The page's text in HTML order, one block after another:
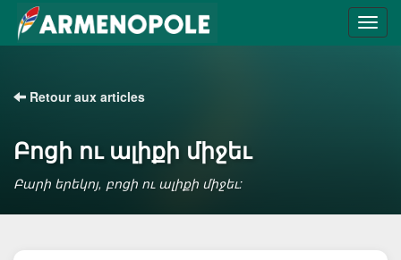
Retour aux articles
Բոցի ու ալիքի միջեւ
Բարի երեկոյ, բոցի ու ալիքի միջեւ: